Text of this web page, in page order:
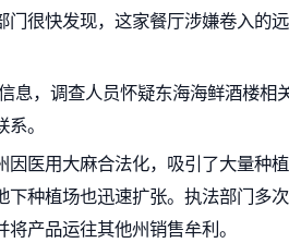
门很快发现，这家餐厅涉嫌卷入的
息，调查人员怀疑东海海鲜酒楼相
。
因医用大麻合法化，吸引了大量种
下种植场也迅速扩张。执法部门多
产品运往其他州销售牟利。